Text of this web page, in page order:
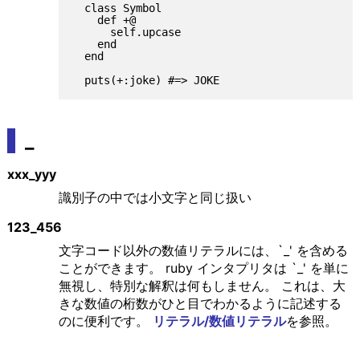
  class Symbol
    def +@
      self.upcase
    end
  end
  puts(+:joke) #=> JOKE
xxx_yyy
識別子の中では小文字と同じ扱い
123_456
文字コード以外の数値リテラルには、`_' を含める
ことができます。 ruby インタプリタは `_' を単に
無視し、特別な解釈は何もしません。 これは、大
きな数値の桁数がひと目でわかるように記述する
のに便利です。
リテラル/数値リテラルを参照。